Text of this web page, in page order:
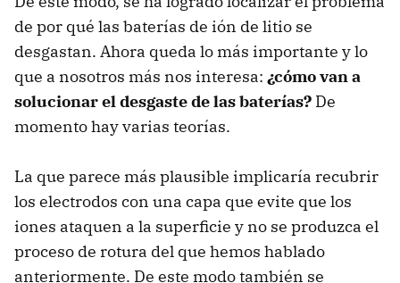
de por qué las baterías de ión de litio se
desgastan. Ahora queda lo más importante y lo
que a nosotros más nos interesa: ¿cómo van a
solucionar el desgaste de las baterías? De
momento hay varias teorías.
La que parece más plausible implicaría recubrir
los electrodos con una capa que evite que los
iones ataquen a la superficie y no se produzca el
proceso de rotura del que hemos hablado
anteriormente. De este modo también se